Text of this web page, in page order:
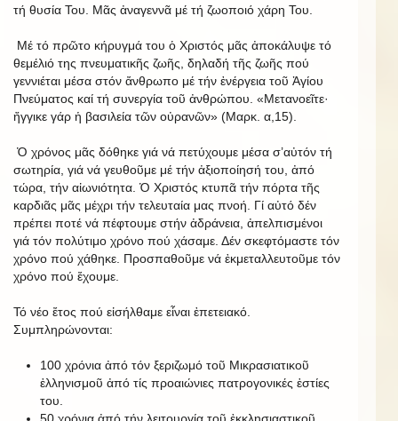
τή θυσία Του. Μᾶς ἀναγεννᾶ μέ τή ζωοποιό χάρη Του.
Μέ τό πρῶτο κήρυγμά του ὁ Χριστός μᾶς ἀποκάλυψε τό
θεμέλιό της πνευματικῆς ζωῆς, δηλαδή τῆς ζωῆς πού
γεννιέται μέσα στόν ἄνθρωπο μέ τήν ἐνέργεια τοῦ Ἁγίου
Πνεύματος καί τή συνεργία τοῦ ἀνθρώπου. «Μετανοεῖτε·
ἤγγικε γάρ ἡ βασιλεία τῶν οὐρανῶν» (Μαρκ. α,15).
Ὁ χρόνος μᾶς δόθηκε γιά νά πετύχουμε μέσα σ’αὐτόν τή
σωτηρία, γιά νά γευθοῦμε μέ τήν ἀξιοποίησή του, ἀπό
τώρα, τήν αἰωνιότητα. Ὁ Χριστός κτυπᾶ τήν πόρτα τῆς
καρδιᾶς μᾶς μέχρι τήν τελευταία μας πνοή. Γί αὐτό δέν
πρέπει ποτέ νά πέφτουμε στήν ἀδράνεια, ἀπελπισμένοι
γιά τόν πολύτιμο χρόνο πού χάσαμε. Δέν σκεφτόμαστε τόν
χρόνο πού χάθηκε. Προσπαθοῦμε νά ἐκμεταλλευτοῦμε τόν
χρόνο πού ἔχουμε.
Τό νέο ἔτος πού εἰσήλθαμε εἶναι ἐπετειακό.
Συμπληρώνονται:
100 χρόνια ἀπό τόν ξεριζωμό τοῦ Μικρασιατικοῦ
ἑλληνισμοῦ ἀπό τίς προαιώνιες πατρογονικές ἑστίες
του.
50 χρόνια ἀπό τήν λειτουργία τοῦ ἐκκλησιαστικοῦ